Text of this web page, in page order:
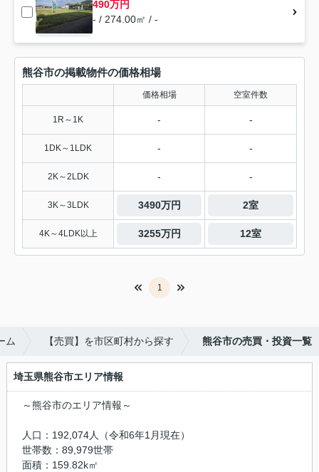
490万円
- / 274.00㎡ / -
熊谷市の掲載物件の価格相場
価格相場 空室件数
1R～1K - -
1DK～1LDK - -
2K～2LDK - -
3K～3LDK 3490万円 2室
4K～4LDK以上 3255万円 12室
1
ム 【売買】を市区町村から探す 熊谷市の売買・投資一覧
埼玉県熊谷市エリア情報
～熊谷市のエリア情報～
人口：192,074人（令和6年1月現在）
世帯数：89,979世帯
面積：159.82k㎡